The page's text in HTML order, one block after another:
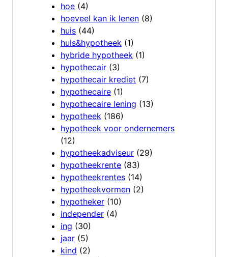
hoe (4)
hoeveel kan ik lenen (8)
huis (44)
huis&hypotheek (1)
hybride hypotheek (1)
hypothecair (3)
hypothecair krediet (7)
hypothecaire (1)
hypothecaire lening (13)
hypotheek (186)
hypotheek voor ondernemers
(12)
hypotheekadviseur (29)
hypotheekrente (83)
hypotheekrentes (14)
hypotheekvormen (2)
hypotheker (10)
independer (4)
ing (30)
jaar (5)
kind (2)